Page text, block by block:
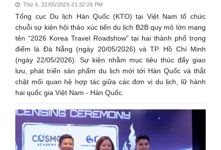
Thứ 6, 22/05/2026 21:32:26 PM
Tổng cục Du lịch Hàn Quốc (KTO) tại Việt Nam tổ chức
chuỗi sự kiện hội thảo xúc tiến du lịch B2B quy mô lớn mang
tên “2026 Korea Travel Roadshow” tại hai thành phố trọng
điểm là Đà Nẵng (ngày 20/05/2026) và TP. Hồ Chí Minh
(ngày 22/05/2026). Sự kiện nhằm mục tiêu thúc đẩy giao
lưu, phát triển sản phẩm du lịch mới tới Hàn Quốc và thắt
chặt mối quan hệ hợp tác giữa các đơn vị du lịch, lữ hành
hai quốc gia Việt Nam - Hàn Quốc.